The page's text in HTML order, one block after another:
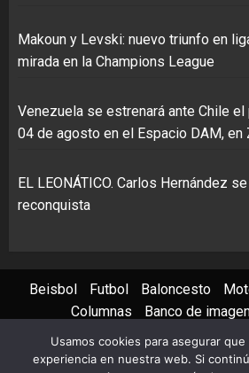
Makoun y Levski: nuevo triunfo en
mirada en la Champions League
Venezuela se estrenará ante Chile
04 de agosto en el Espacio DAM, en
EL LEONÁTICO. Carlos Hernández
reconquista
Beisbol Futbol Baloncesto
Columnas
Banco de
Instagram
X Youtube
Usamos cookies para asegurar
experiencia en nuestra web. Si